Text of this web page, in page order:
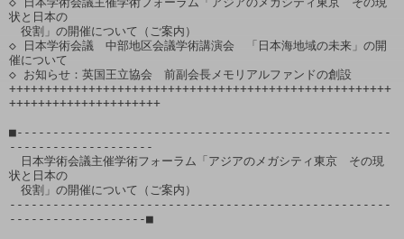
状と日本の
役割」の開催について（ご案内）
◇ 日本学術会議　中部地区会議学術講演会　「日本海地域の未来」の開
催について
◇ お知らせ：英国王立協会　前副会長メモリアルファンドの創設
+++++++++++++++++++++++++++++++++++++++++++++++++++++
+++++++++++++++++++++
■----------------------------------------------------
--------------------
日本学術会議主催学術フォーラム「アジアのメガシティ東京　その現
状と日本の
役割」の開催について（ご案内）
-----------------------------------------------------
-------------------■